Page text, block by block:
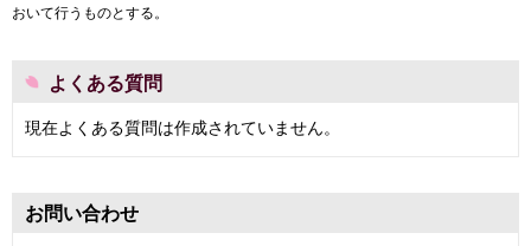
おいて行うものとする。
よくある質問
現在よくある質問は作成されていません。
お問い合わせ